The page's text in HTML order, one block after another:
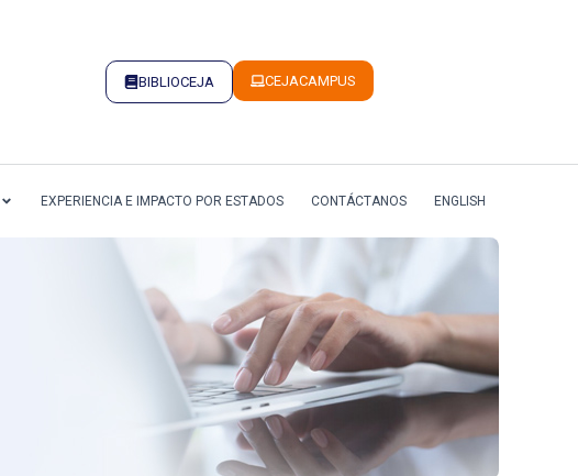
BIBLIOCEJA CEJACAMPUS
EXPERIENCIA E IMPACTO POR ESTADOS CONTÁCTANOS ENGLISH